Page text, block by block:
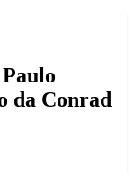
da Conrad